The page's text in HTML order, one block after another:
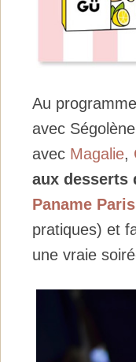
Au
avec
avec Magalie,
aux desserts
Paname Paris
pratiques) et
une vraie